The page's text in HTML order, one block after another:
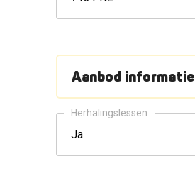
Aanbod informatie
Herhalingslessen